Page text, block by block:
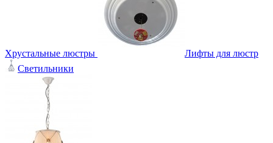
Хрустальные люстры
Лифты для люстр
Светильники